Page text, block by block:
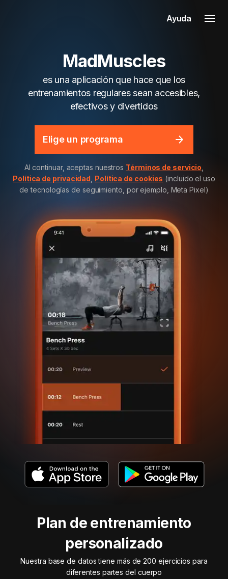
Ayuda
MadMuscles
es una aplicación que hace que los
entrenamientos regulares sean accesibles,
efectivos y divertidos
Elige un programa
Al continuar, aceptas nuestros Términos de servicio
Política de privacidad Política de cookies (incluido el uso
de tecnologías de seguimiento, por ejemplo, Meta Pixel)
Plan de entrenamiento
personalizado
Nuestra base de datos tiene más de 200 ejercicios para
diferentes partes del cuerpo